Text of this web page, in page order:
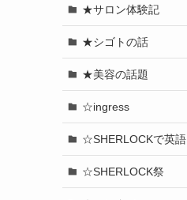
★サロン体験記
★シゴトの話
★美容の話題
☆ingress
☆SHERLOCKで英語
☆SHERLOCK祭